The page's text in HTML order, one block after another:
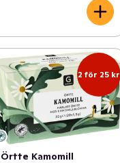
2 för 25 kr
Örtte Kamomill